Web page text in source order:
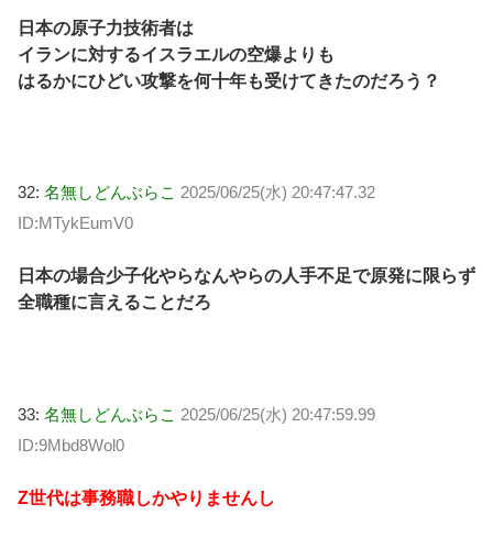
日本の原子力技術者は
イランに対するイスラエルの空爆よりも
はるかにひどい攻撃を何十年も受けてきたのだろう？
32: 名無しどんぶらこ 2025/06/25(水) 20:47:47.32
ID:MTykEumV0
日本の場合少子化やらなんやらの人手不足で原発に限らず
全職種に言えることだろ
33: 名無しどんぶらこ 2025/06/25(水) 20:47:59.99
ID:9Mbd8Wol0
Z世代は事務職しかやりませんし